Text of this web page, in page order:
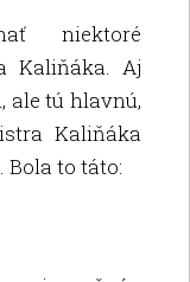
niektoré
Kaliňáka. Aj
ale tú hlavnú,
Kaliňáka
Bola to táto: